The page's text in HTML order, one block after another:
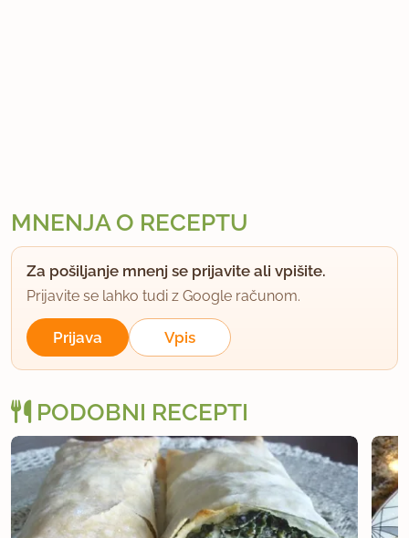
MNENJA O RECEPTU
Za pošiljanje mnenj se prijavite ali vpišite.
Prijavite se lahko tudi z Google računom.
Prijava Vpis
PODOBNI RECEPTI